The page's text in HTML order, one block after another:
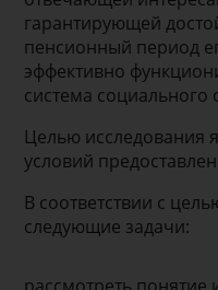
гарантирующей
пенсионный период
эффективно
система социального
Целью исследования
условий
В соответствии с
следующие задачи: